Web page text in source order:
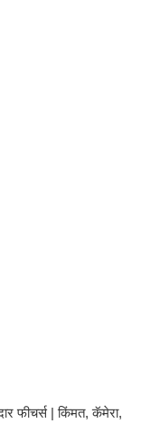
फीचर्स | किंमत, कॅमेरा,